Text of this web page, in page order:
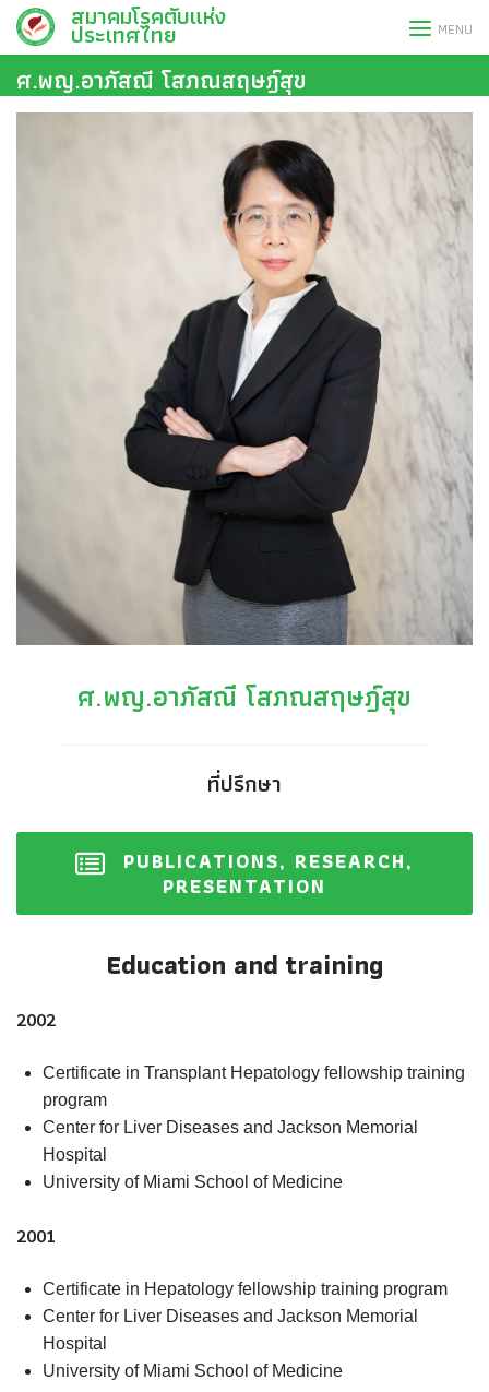
Skip
content
สมาคมโรคตับแห่ง
ประเทศไทย MENU
ศ.พญ.อาภัสณี โสภณสฤษฎ์สุข
ศ.พญ.อาภัสณี โสภณสฤษฎ์สุข
ที่ปรึกษา
PUBLICATIONS, RESEARCH,
PRESENTATION
Education and training
2002
Certificate in Transplant Hepatology fellowship training
program
Center for Liver Diseases and Jackson Memorial
Hospital
University of Miami School of Medicine
2001
Certificate in Hepatology fellowship training program
Center for Liver Diseases and Jackson Memorial
Hospital
University of Miami School of Medicine